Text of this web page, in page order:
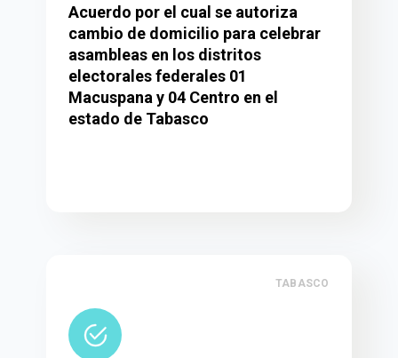
Acuerdo por el cual se autoriza
cambio de domicilio para celebrar
asambleas en los distritos
electorales federales 01
Macuspana y 04 Centro en el
estado de Tabasco
TABASCO